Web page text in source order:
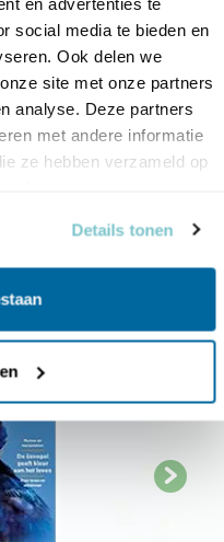
social media te bieden en
Ook delen we
site met onze partners
analyse. Deze partners
met andere informatie
ze hebben verzameld op
Details tonen
acties en tips